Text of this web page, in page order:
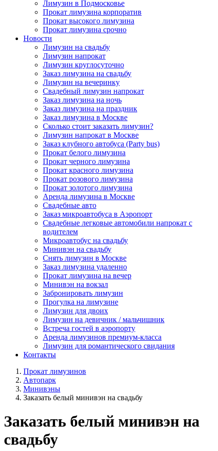
Лимузин в Подмосковье
Прокат лимузина корпоратив
Прокат высокого лимузина
Прокат лимузина срочно
Новости
Лимузин на свадьбу
Лимузин напрокат
Лимузин круглосуточно
Заказ лимузина на свадьбу
Лимузин на вечеринку
Свадебный лимузин напрокат
Заказ лимузина на ночь
Заказ лимузина на праздник
Заказ лимузина в Москве
Сколько стоит заказать лимузин?
Лимузин напрокат в Москве
Заказ клубного автобуса (Party bus)
Прокат белого лимузина
Прокат черного лимузина
Прокат красного лимузина
Прокат розового лимузина
Прокат золотого лимузина
Аренда лимузина в Москве
Свадебные авто
Заказ микроавтобуса в Аэропорт
Свадебные легковые автомобили напрокат с
водителем
Микроавтобус на свадьбу
Минивэн на свадьбу
Снять лимузин в Москве
Заказ лимузина удаленно
Прокат лимузина на вечер
Минивэн на вокзал
Забронировать лимузин
Прогулка на лимузине
Лимузин для двоих
Лимузин на девичник / мальчишник
Встреча гостей в аэропорту
Аренда лимузинов премиум-класса
Лимузин для романтического свидания
Контакты
Прокат лимузинов
Автопарк
Минивэны
Заказать белый минивэн на свадьбу
Заказать белый минивэн на
свадьбу